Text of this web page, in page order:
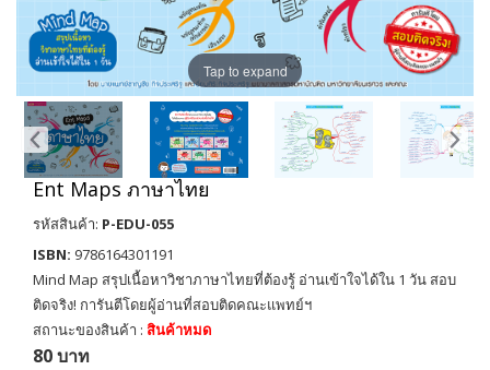
Tap to expand
Ent Maps ภาษาไทย
รหัสสินค้า: P-EDU-055
ISBN: 9786164301191
Mind Map สรุปเนื้อหาวิชาภาษาไทยที่ต้องรู้ อ่านเข้าใจได้ใน 1 วัน สอบ
ติดจริง! การันตีโดยผู้อ่านที่สอบติดคณะแพทย์ฯ
สถานะของสินค้า : สินค้าหมด
80 บาท